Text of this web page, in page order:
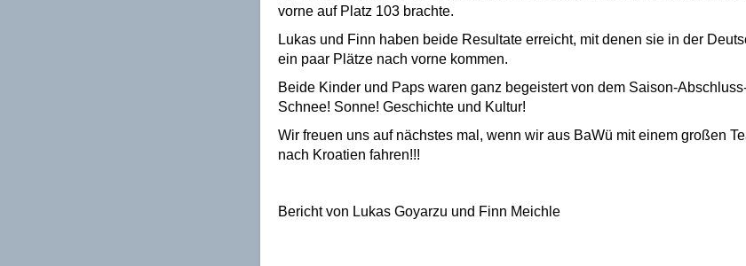
vorne auf Platz 103 brachte.
Lukas und Finn haben beide Resultate erreicht, mit denen sie in der
ein paar Plätze nach vorne kommen.
Beide Kinder und Paps waren ganz begeistert von dem Saison-
Schnee! Sonne! Geschichte und Kultur!
Wir freuen uns auf nächstes mal, wenn wir aus BaWü mit einem großen
nach Kroatien fahren!!!
Bericht von Lukas Goyarzu und Finn Meichle